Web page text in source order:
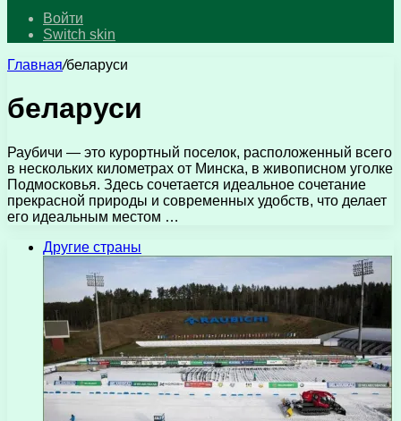
Войти
Switch skin
Главная/беларуси
беларуси
Раубичи — это курортный поселок, расположенный всего
в нескольких километрах от Минска, в живописном уголке
Подмосковья. Здесь сочетается идеальное сочетание
прекрасной природы и современных удобств, что делает
его идеальным местом …
Другие страны